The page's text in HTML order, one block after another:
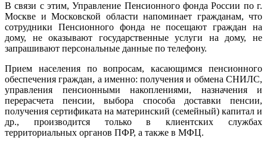
В связи с этим, Управление Пенсионного фонда России по г.
Москве и Московской области напоминает гражданам, что
сотрудники Пенсионного фонда не посещают граждан на
дому, не оказывают государственные услуги на дому, не
запрашивают персональные данные по телефону.
Прием населения по вопросам, касающимся пенсионного
обеспечения граждан, а именно: получения и обмена СНИЛС,
управления пенсионными накоплениями, назначения и
перерасчета пенсии, выбора способа доставки пенсии,
получения сертификата на материнский (семейный) капитал и
др., производится только в клиентских службах
территориальных органов ПФР, а также в МФЦ.